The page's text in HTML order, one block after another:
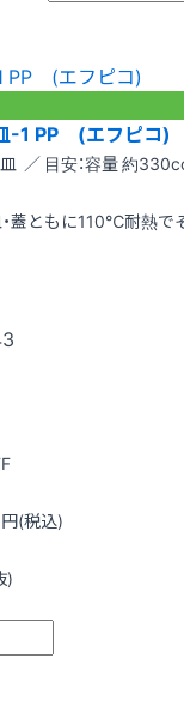
-1 PP (エフピコ)
／ 目安：容量 約
蓋ともに110℃耐熱で
円(税込)
)